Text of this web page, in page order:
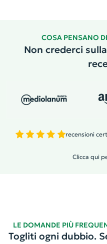
COSA PENSANO
Non crederci
recensioni
Clicca qui
LE DOMANDE PIÙ
Togliti ogni dubbio.